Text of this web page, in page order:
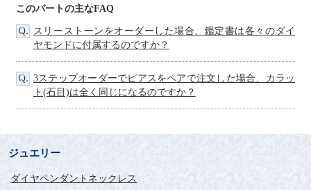
このパートの主なFAQ
スリーストーンをオーダーした場合、鑑定書は各々のダイ
ヤモンドに付属するのですか？
3ステップオーダーでピアスをペアで注文した場合、カラッ
ト(石目)は全く同じになるのですか？
ジュエリー
ダイヤペンダントネックレス